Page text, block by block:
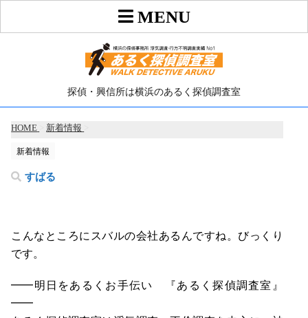
探偵・興信所は横浜のあるく探偵調査室
HOME 新着情報
新着情報
すばる
こんなところにスバルの会社あるんですね。びっくり
です。
━━明日をあるくお手伝い 『あるく探偵調査室』
━━